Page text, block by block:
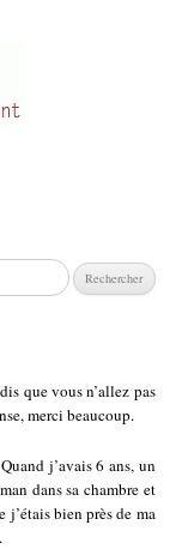
que vous n’allez pas
merci beaucoup.
j’avais 6 ans, un
dans sa chambre et
j’étais bien près de ma